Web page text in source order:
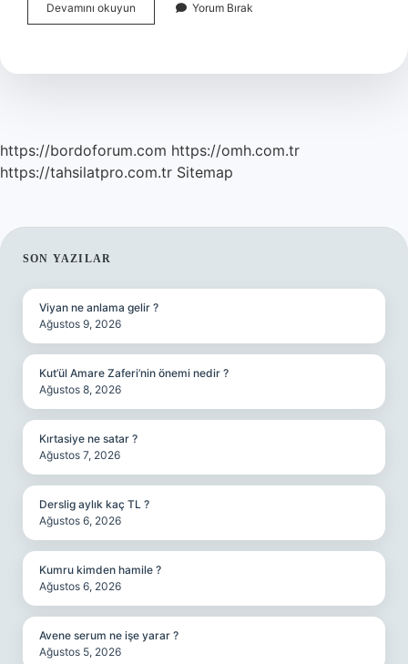
Devamını okuyun
Ayında
Alınır
Yorum Bırak
https://bordoforum.com https://omh.com.tr
https://tahsilatpro.com.tr Sitemap
SIDEBAR
SON YAZILAR
Viyan ne anlama gelir ?
Ağustos 9, 2026
Kut’ül Amare Zaferi’nin önemi nedir ?
Ağustos 8, 2026
Kırtasiye ne satar ?
Ağustos 7, 2026
Derslig aylık kaç TL ?
Ağustos 6, 2026
Kumru kimden hamile ?
Ağustos 6, 2026
Avene serum ne işe yarar ?
Ağustos 5, 2026